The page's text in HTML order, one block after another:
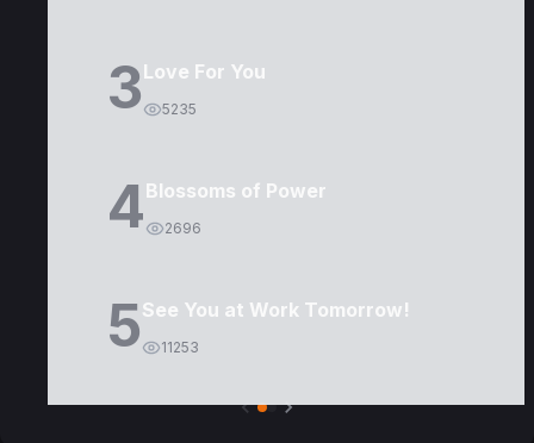
3Love For You
5235
4Blossoms of Power
2696
5See You at Work Tomorrow!
11253